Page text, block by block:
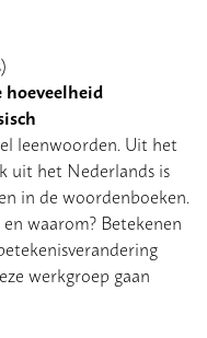
hoeveelheid
leenwoorden. Uit het
uit het Nederlands is
in de woordenboeken.
waarom? Betekenen
werkgroep gaan